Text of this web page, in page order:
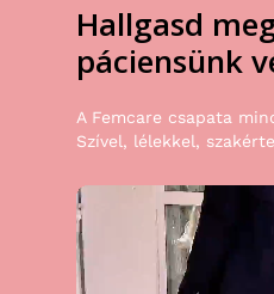
Hallgasd
páciensünk
A Femcare csapata
Szível, lélekkel,